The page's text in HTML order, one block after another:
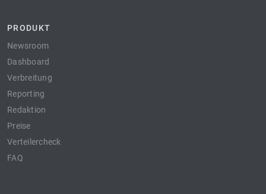
PRODUKT
Newsroom
Dashboard
Verbreitung
Reporting
Redaktion
Preise
Verteilercheck
FAQ